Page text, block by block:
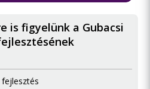
is figyelünk a Gubacsi